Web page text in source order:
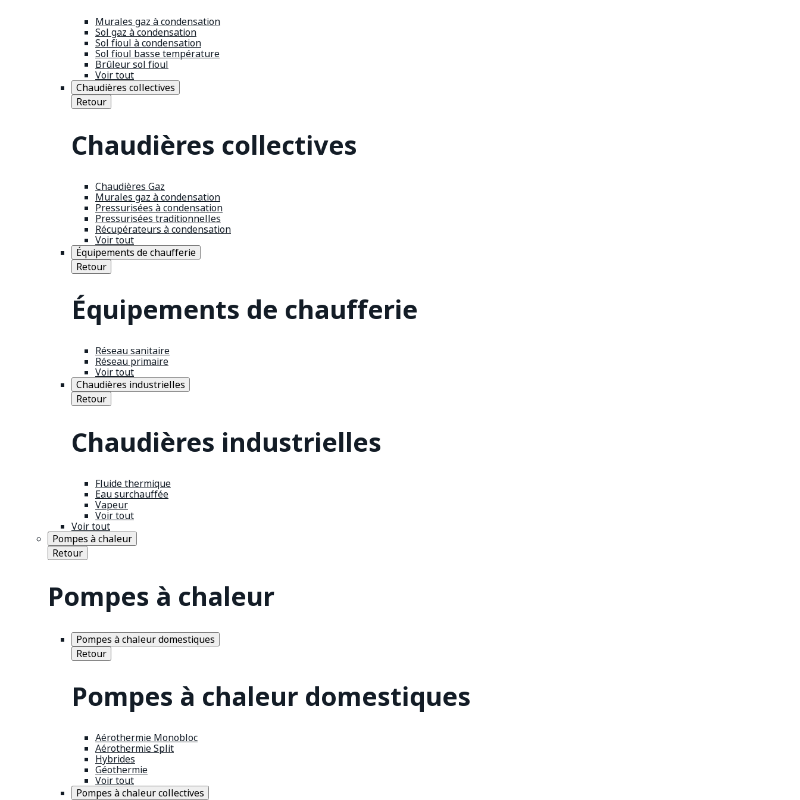
Murales gaz à condensation
Sol gaz à condensation
Sol fioul à condensation
Sol fioul basse température
Brûleur sol fioul
Voir tout
Chaudières collectives
Retour
Chaudières collectives
Chaudières Gaz
Murales gaz à condensation
Pressurisées à condensation
Pressurisées traditionnelles
Récupérateurs à condensation
Voir tout
Équipements de chaufferie
Retour
Équipements de chaufferie
Réseau sanitaire
Réseau primaire
Voir tout
Chaudières industrielles
Retour
Chaudières industrielles
Fluide thermique
Eau surchauffée
Vapeur
Voir tout
Voir tout
Pompes à chaleur
Retour
Pompes à chaleur
Pompes à chaleur domestiques
Retour
Pompes à chaleur domestiques
Aérothermie Monobloc
Aérothermie Split
Hybrides
Géothermie
Voir tout
Pompes à chaleur collectives